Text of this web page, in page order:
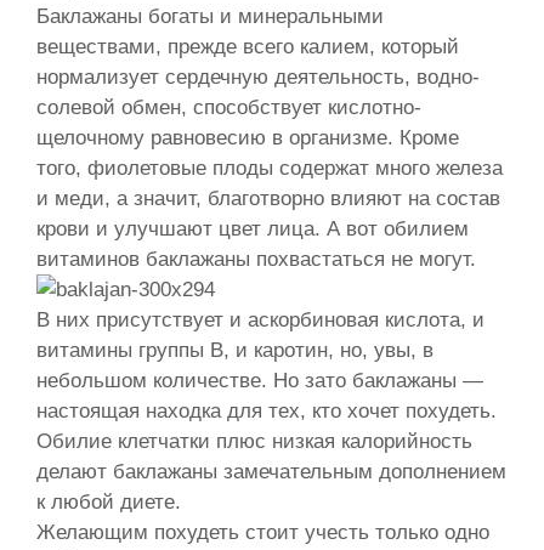
Баклажаны богаты и минеральными
веществами, прежде всего калием, который
нормализует сердечную деятельность, водно-
солевой обмен, способствует кислотно-
щелочному равновесию в организме. Кроме
того, фиолетовые плоды содержат много железа
и меди, а значит, благотворно влияют на состав
крови и улучшают цвет лица. А вот обилием
витаминов баклажаны похвастаться не могут.
В них присутствует и аскорбиновая кислота, и
витамины группы В, и каротин, но, увы, в
небольшом количестве. Но зато баклажаны —
настоящая находка для тех, кто хочет похудеть.
Обилие клетчатки плюс низкая калорийность
делают баклажаны замечательным дополнением
к любой диете.
Желающим похудеть стоит учесть только одно